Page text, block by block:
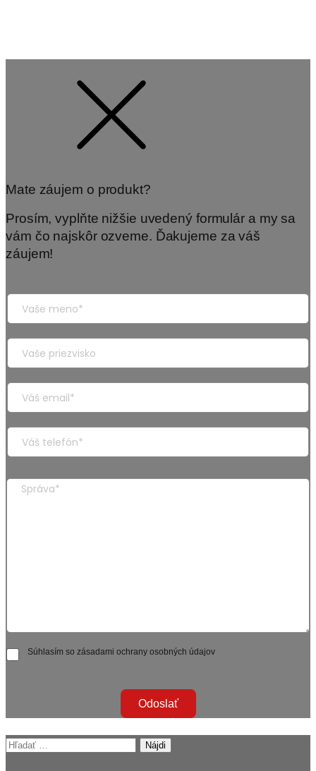
Mate záujem o produkt?
Prosím, vyplňte nižšie uvedený formulár a my sa
vám čo najskôr ozveme. Ďakujeme za váš
záujem!
Súhlasím so zásadami ochrany osobných údajov
Odoslať
Hľadať: